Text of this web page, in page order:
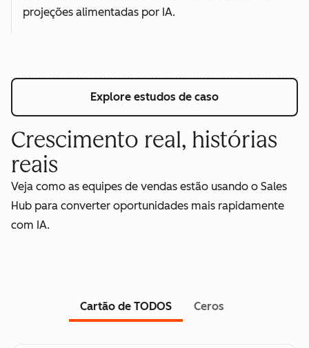
projeções alimentadas por IA.
Explore estudos de caso
Crescimento real, histórias
reais
Veja como as equipes de vendas estão usando o Sales
Hub para converter oportunidades mais rapidamente
com IA.
Cartão de TODOS Ceros